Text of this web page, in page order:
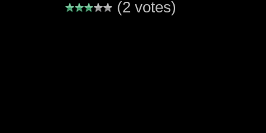
(2 votes)